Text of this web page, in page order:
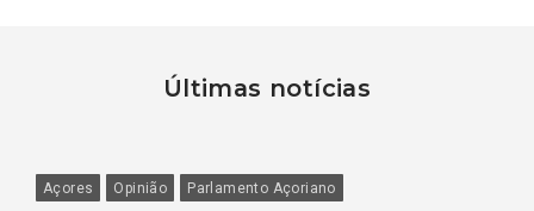
Últimas notícias
Açores Opinião Parlamento Açoriano